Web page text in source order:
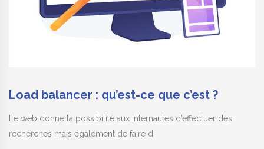
Load balancer : qu’est-ce que c’est ?
Le web donne la possibilité aux internautes d’effectuer des
recherches mais également de faire d